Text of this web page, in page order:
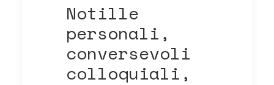
Notille
personali,
conversevoli
colloquiali,